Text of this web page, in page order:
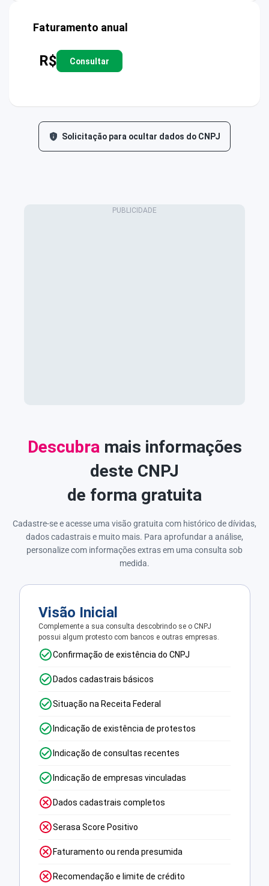
Faturamento anual
R$ Consultar
Solicitação para ocultar dados do CNPJ
Descubramais informações
deste CNPJ
de forma gratuita
Cadastre-se e acesse uma visão gratuita com histórico de dívidas,
dados cadastrais e muito mais. Para aprofundar a análise,
personalize com informações extras em uma consulta sob
medida.
Visão Inicial
Complemente a sua consulta descobrindo se o CNPJ
possui algum protesto com bancos e outras empresas.
Confirmação de existência do CNPJ
Dados cadastrais básicos
Situação na Receita Federal
Indicação de existência de protestos
Indicação de consultas recentes
Indicação de empresas vinculadas
Dados cadastrais completos
Serasa Score Positivo
Faturamento ou renda presumida
Recomendação e limite de crédito